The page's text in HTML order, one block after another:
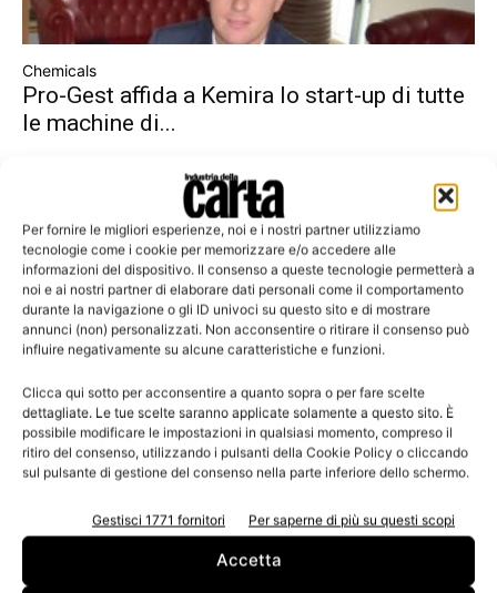
Per fornire le migliori esperienze, noi e i nostri partner utilizziamo
tecnologie come i cookie per memorizzare e/o accedere alle
informazioni del dispositivo. Il consenso a queste tecnologie permetterà a
noi e ai nostri partner di elaborare dati personali come il comportamento
durante la navigazione o gli ID univoci su questo sito e di mostrare
annunci (non) personalizzati. Non acconsentire o ritirare il consenso può
influire negativamente su alcune caratteristiche e funzioni.
Clicca qui sotto per acconsentire a quanto sopra o per fare scelte
dettagliate. Le tue scelte saranno applicate solamente a questo sito. È
possibile modificare le impostazioni in qualsiasi momento, compreso il
ritiro del consenso, utilizzando i pulsanti della Cookie Policy o cliccando
sul pulsante di gestione del consenso nella parte inferiore dello schermo.
Gestisci 1771 fornitori Per saperne di più su questi scopi
Accetta
Chemicals
Pro-Gest affida a Kemira lo start-up di tutte
le machine di...
Leggi la rivista
Edicola Web